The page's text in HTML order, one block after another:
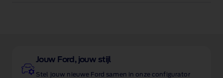
Jouw Ford, jouw stijl
Stel jouw nieuwe Ford samen in onze configurator